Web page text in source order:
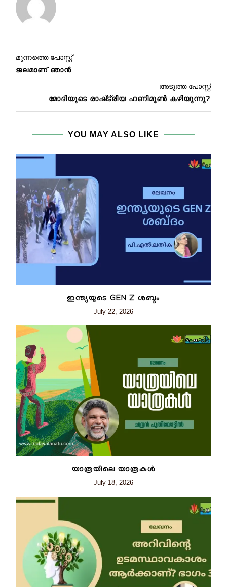
മുന്നത്തെ പോസ്റ്റ്
ജലമാണ് ഞാൻ
അടുത്ത പോസ്റ്റ്
മോദിയുടെ രാഷ്‌ട്രീയ ഹണിമൂൺ കഴിയുന്നു?
YOU MAY ALSO LIKE
ഇന്ത്യയുടെ GEN Z ശബ്ദം
July 22, 2026
യാത്രയിലെ യാത്രകൾ
July 18, 2026